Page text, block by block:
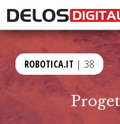
ROBOTICA.IT | 38